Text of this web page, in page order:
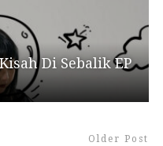
Di Sebalik EP
Older Post